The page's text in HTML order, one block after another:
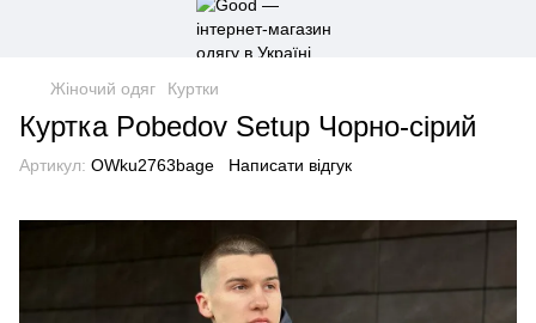
Жіночий одяг Куртки
Куртка Pobedov Setup Чорно-сірий
Артикул: OWku2763bage Написати відгук